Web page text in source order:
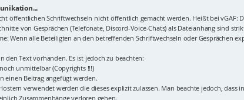
öffentlichen Schriftwechseln nicht öffentlich gemacht werden. Heißt bei vGAF:
von Gesprächen (Telefonate, Discord-Voice-Chats) als Dateianhang sind
Wenn alle Beteiligten an den betreffenden Schriftwechseln oder Gesprächen
Text vorhanden. Es ist jedoch zu beachten:
unmittelbar (Copyrights !!!)
einen Beitrag angefügt werden.
verwendet werden die dieses explizit zulassen. Man beachte jedoch, dass
Zusammenhänge verloren gehen.